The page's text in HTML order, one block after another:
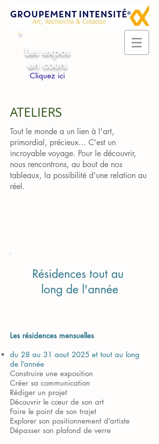
Les expos
en cours
Cliquez ici
ATELIERS
Tout le monde a un lien à l'art,
primordial, précieux... C'est un
incroyable voyage. Pour le découvrir,
nous rencontrons, au bout de nos
tableaux, la possibilité d'une relation au
réel.
Résidences tout au
long de l'année
Les résidences mensuelles
du 28 au 31 aout 2025 et tout au long
de l’année
Construire une exposition
Créer sa communication
Rédiger un projet
Découvrir le cœur de son art
Faire le point de son trajet
Explorer son positionnement d’artiste
Dépasser son plafond de verre